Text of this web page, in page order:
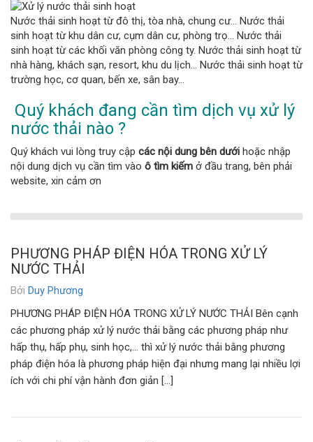
Nước thải sinh hoạt từ đô thị, tòa nhà, chung cư… Nước thải
sinh hoạt từ khu dân cư, cụm dân cư, phòng trọ… Nước thải
sinh hoạt từ các khối văn phòng công ty. Nước thải sinh hoạt từ
nhà hàng, khách sạn, resort, khu du lịch… Nước thải sinh hoạt từ
trường học, cơ quan, bến xe, sân bay…
Quý khách đang cần tìm dịch vụ xử lý
nước thải nào ?
Quý khách vui lòng truy cập các nội dung bên dưới hoặc nhập
nội dung dịch vụ cần tìm vào ô tìm kiếm ở đầu trang, bên phải
website, xin cảm ơn
PHƯƠNG PHÁP ĐIỆN HÓA TRONG XỬ LÝ
NƯỚC THẢI
Bởi Duy Phương
PHƯƠNG PHÁP ĐIỆN HÓA TRONG XỬ LÝ NƯỚC THẢI Bên cạnh
các phương pháp xử lý nước thải bằng các phương pháp như
hấp thụ, hấp phụ, sinh học,… thì xử lý nước thải bằng phương
pháp điện hóa là phương pháp hiện đại nhưng mang lại nhiều lợi
ích với chi phí vận hành đơn giản […]